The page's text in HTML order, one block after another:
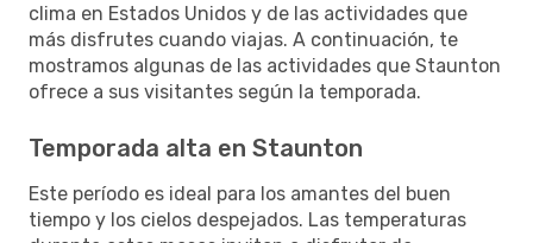
clima en Estados Unidos y de las actividades que
más disfrutes cuando viajas. A continuación, te
mostramos algunas de las actividades que Staunton
ofrece a sus visitantes según la temporada.
Temporada alta en Staunton
Este período es ideal para los amantes del buen
tiempo y los cielos despejados. Las temperaturas